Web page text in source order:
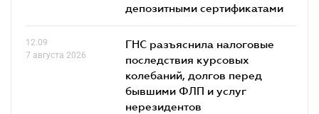
депозитными сертификатами
12.09
7 августа 2026
ГНС разъяснила налоговые
последствия курсовых
колебаний, долгов перед
бывшими ФЛП и услуг
нерезидентов